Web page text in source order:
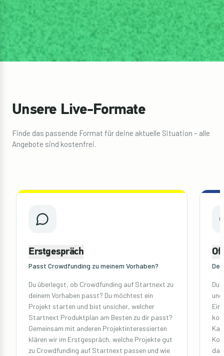
Unsere Live-Formate
Finde das passende Format für deine aktuelle Situation – alle
Angebote sind kostenfrei.
Erstgespräch
Passt Crowdfunding zu meinem Vorhaben?
Du überlegst, ob Crowdfunding auf Startnext zu
deinem Vorhaben passt? Du möchtest ein
Projekt starten und bist unsicher, welcher
Startnext Produktplan am Besten zu dir passt?
Gemeinsam mit anderen Projektinteressierten
klären wir im Erstgespräch, welche Projekte gut
zu Crowdfunding auf Startnext passen und wie
Du
da!